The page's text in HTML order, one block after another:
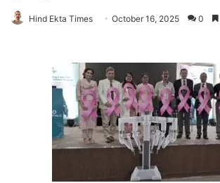
Hind Ekta Times October 16, 2025 0